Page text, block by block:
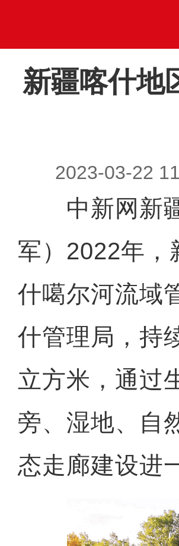
新疆喀什地
2023-03-22
中新网新疆
军）2022年，
什噶尔河流域
什管理局，持
立方米，通过
旁、湿地、自
态走廊建设进